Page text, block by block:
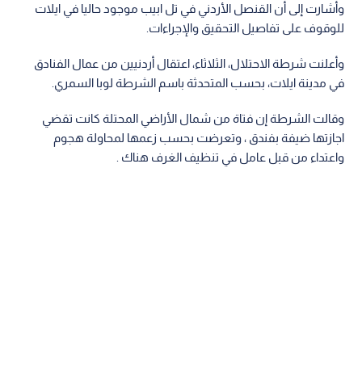
وأشارت إلى أن القنصل الأردني في تل ابيب موجود حاليا في ايلات
للوقوف على تفاصيل التحقيق والإجراءات.
وأعلنت شرطة الاحتلال، الثلاثاء، اعتقال أردنيين من عمال الفنادق
في مدينة ايلات، بحسب المتحدثة باسم الشرطة لوبا السمري.
وقالت الشرطة إن فتاة من شمال الأراضي المحتلة كانت تقضي
اجازتها ضيفة بفندق ، وتعرضت بحسب زعمها لمحاولة هجوم
واعتداء من قبل عامل في تنظيف الغرف هناك .